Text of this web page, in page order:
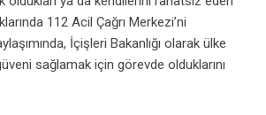
112 Acil Çağrı Merkezi’ni
İçişleri Bakanlığı olarak ülke
sağlamak için görevde olduklarını